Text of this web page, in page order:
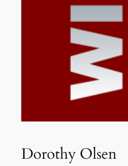
Dorothy Olsen